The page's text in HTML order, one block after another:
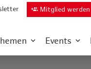
group_add Mitglied werden
Events